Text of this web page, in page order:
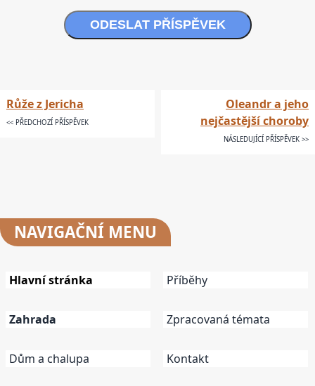
ODESLAT PŘÍSPĚVEK
Růže z Jericha
<< PŘEDCHOZÍ PŘÍSPĚVEK
Oleandr a jeho
nejčastější choroby
NÁSLEDUJÍCÍ PŘÍSPĚVEK >>
NAVIGAČNÍ MENU
Hlavní stránka
Zahrada
Dům a chalupa
Příběhy
Zpracovaná témata
Kontakt